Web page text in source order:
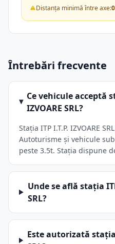
Distanța minimă între axe:
Întrebări frecvente
Ce vehicule acceptă
IZVOARE SRL?
Stația ITP I.T.P. IZVOARE
Autoturisme și vehicule
peste 3.5t. Stația dispune
Unde se află stația
SRL?
Este autorizată stația